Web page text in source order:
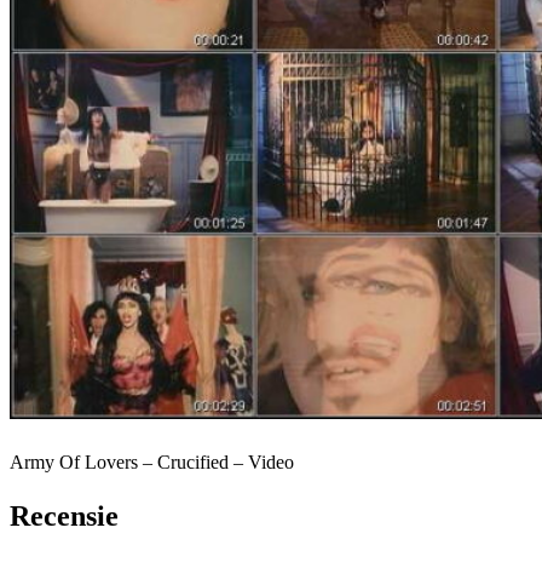
Army Of Lovers – Crucified – Video
Recensie